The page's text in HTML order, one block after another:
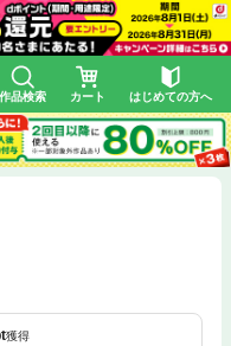
作品検索 カート はじめての方へ
獲得